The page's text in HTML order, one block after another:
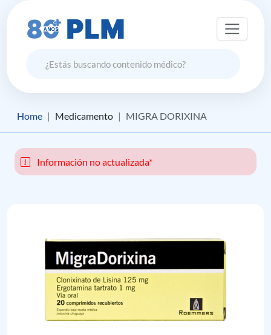
Home Medicamento MIGRA DORIXINA
Información no actualizada*